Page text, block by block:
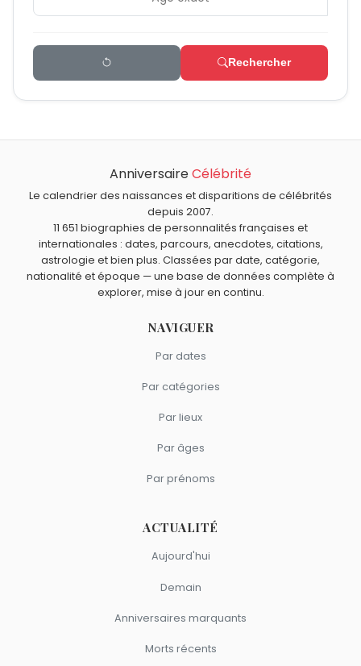
Rechercher
AnniversaireCélébrité
Le calendrier des naissances et disparitions de célébrités
depuis 2007.
11 651 biographies de personnalités françaises et
internationales : dates, parcours, anecdotes, citations,
astrologie et bien plus. Classées par date, catégorie,
nationalité et époque — une base de données complète à
explorer, mise à jour en continu.
NAVIGUER
Par dates
Par catégories
Par lieux
Par âges
Par prénoms
ACTUALITÉ
Aujourd'hui
Demain
Anniversaires marquants
Morts récents